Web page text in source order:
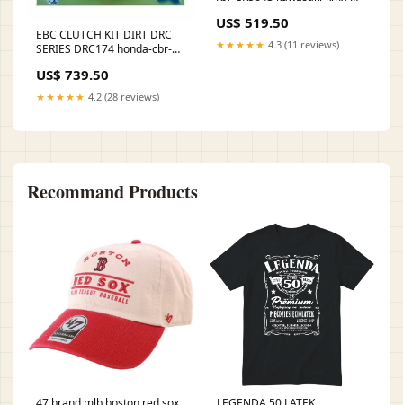
EBC CLUTCH KIT DIRT DRC
SERIES DRC174 honda-cbr-
esi2536786
US$ 739.50
★★★★★ 4.2 (28 reviews)
esi5340349
US$ 519.50
★★★★★ 4.3 (11 reviews)
Recommand Products